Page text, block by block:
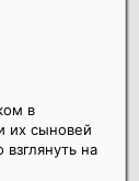
в
их сыновей
на